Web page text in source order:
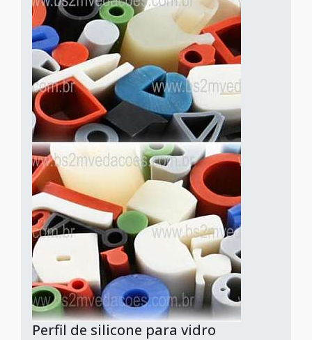
Perfil de silicone para vidro